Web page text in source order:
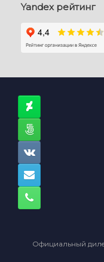
Yandex рейтинг
Официальный